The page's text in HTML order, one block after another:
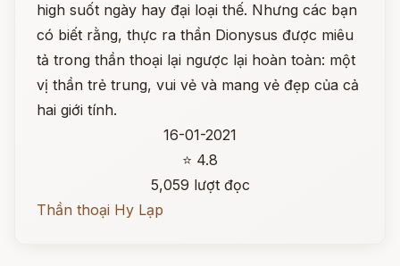
high suốt ngày hay đại loại thế. Nhưng các bạn
có biết rằng, thực ra thần Dionysus được miêu
tả trong thần thoại lại ngược lại hoàn toàn: một
vị thần trẻ trung, vui vẻ và mang vẻ đẹp của cả
hai giới tính.
16-01-2021
⭐ 4.8
5,059 lượt đọc
Thần thoại Hy Lạp